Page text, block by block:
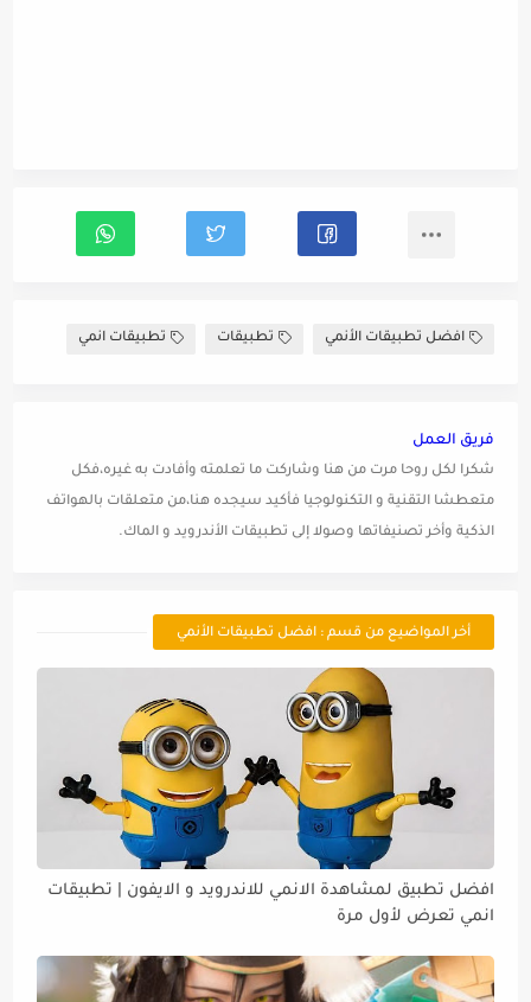
افضل تطبيقات الأنمي تطبيقات تطبيقات انمي
فريق العمل
شكرا لكل روحا مرت من هنا وشاركت ما تعلمته وأفادت به غيره،فكل
متعطشا التقنية و التكنولوجيا فأكيد سيجده هنا،من متعلقات بالهواتف
الذكية وأخر تصنيفاتها وصولا إلى تطبيقات الأندرويد و الماك.
أخر المواضيع من قسم : افضل تطبيقات الأنمي
افضل تطبيق لمشاهدة الانمي للاندرويد و الايفون | تطبيقات
انمي تعرض لأول مرة